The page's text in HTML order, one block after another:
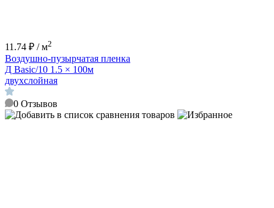
11.74 ₽ / м2
Воздушно-пузырчатая пленка
Д Basic/10 1.5 × 100м
двухслойная
0 Отзывов